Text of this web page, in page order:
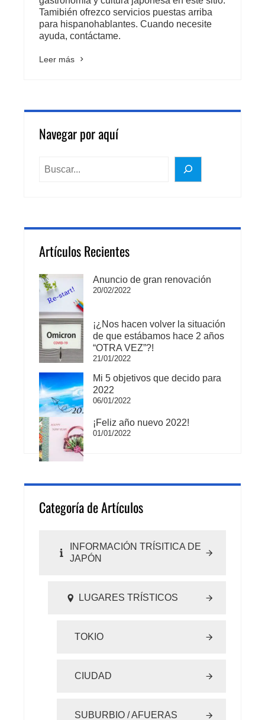
Tamibién ofrezco servicios puestas arriba
para hispanohablantes. Cuando necesite
ayuda, contáctame.
Leer más
Navegar por aquí
Artículos Recientes
Anuncio de gran renovación
20/02/2022
¡¿Nos hacen volver la situación
de que estábamos hace 2 años
“OTRA VEZ”?!
21/01/2022
Mi 5 objetivos que decido para
2022
06/01/2022
¡Feliz año nuevo 2022!
01/01/2022
Categoría de Artículos
INFORMACIÓN TRÍSITICA DE
JAPÓN
LUGARES TRÍSTICOS
TOKIO
CIUDAD
SUBURBIO / AFUERAS